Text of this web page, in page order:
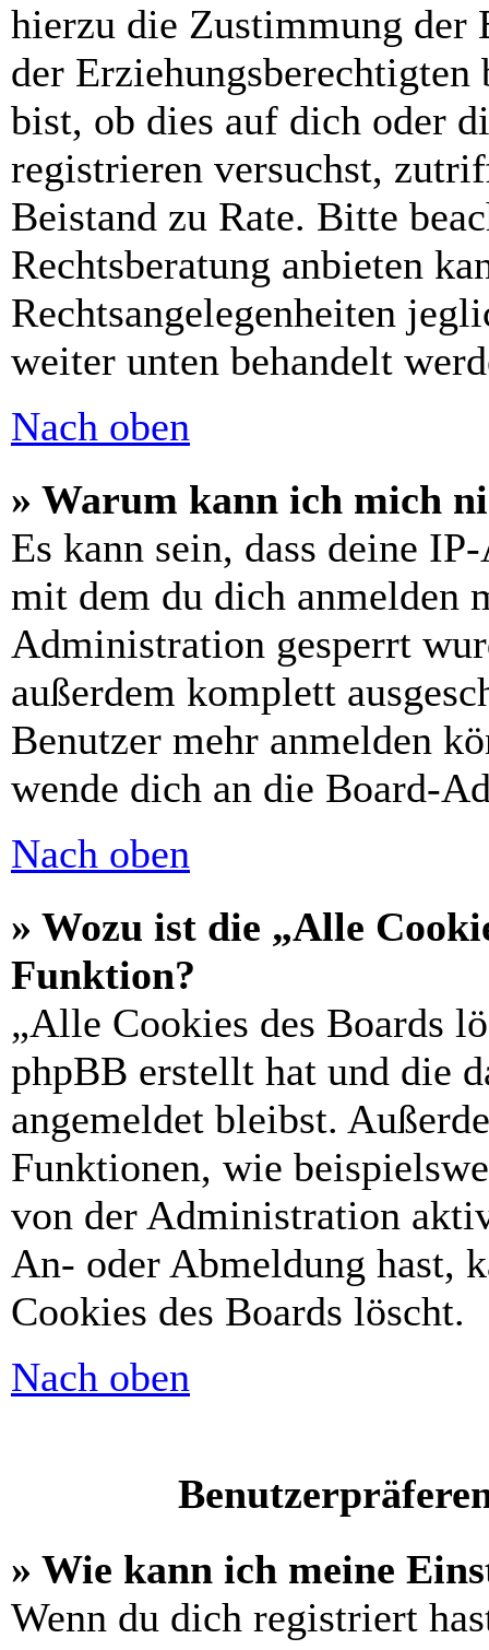
hierzu die Zustimmung der
der
bist, ob dies auf dich oder
registrieren versuchst,
Beistand zu Rate. Bitte
Rechtsberatung anbieten
Rechtsangelegenheiten
weiter unten behandelt
Nach oben
» Warum kann ich mich
Es kann sein, dass deine
mit dem du dich anmelden
Administration gesperrt
außerdem komplett
Benutzer mehr anmelden
wende dich an die Board-
Nach oben
» Wozu ist die „Alle
Funktion?
„Alle Cookies des Boards
phpBB erstellt hat und die
angemeldet bleibst.
Funktionen, wie
von der Administration
An- oder Abmeldung hast,
Cookies des Boards löscht.
Nach oben
» Wie kann ich meine
Wenn du dich registriert